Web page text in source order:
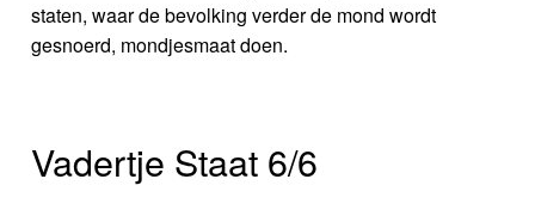
staten, waar de bevolking verder de mond wordt
gesnoerd, mondjesmaat doen.
Vadertje Staat 6/6